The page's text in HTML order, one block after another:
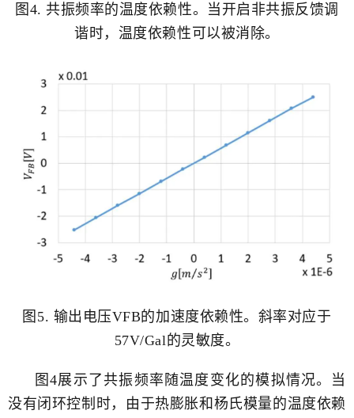
图4. 共振频率的温度依赖性。当开启非共振反馈调
谐时，温度依赖性可以被消除。
图5. 输出电压VFB的加速度依赖性。斜率对应于
57V/Gal的灵敏度。
图4展示了共振频率随温度变化的模拟情况。当
没有闭环控制时，由于热膨胀和杨氏模量的温度依赖